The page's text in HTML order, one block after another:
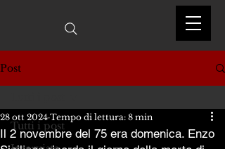
Post
Tutti i post
Il 2 novembre del 75 era domenica. Enzo
28 ott 2024 Tempo di lettura: 8 min